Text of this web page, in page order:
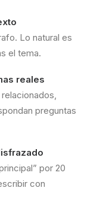
Lo natural es
el tema.
reales
preguntas
por 20
con